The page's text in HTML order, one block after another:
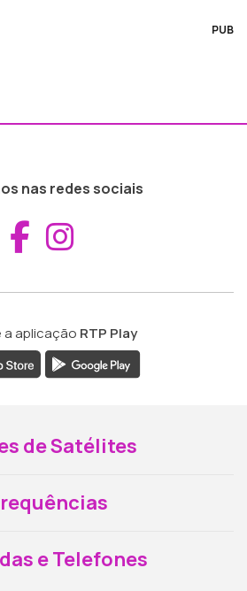
PUB
nas redes sociais
Aceder ao
a aplicação RTP Play
de Satélites
e Telefones